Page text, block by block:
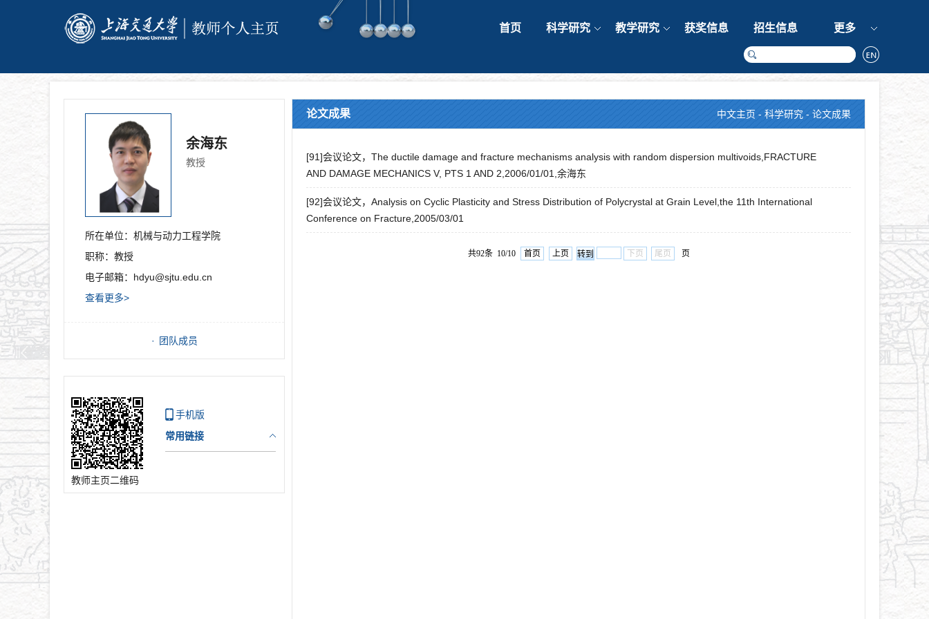
首页 科学研究 教学研究 获奖信息 招生信息 更多
余海东
教授
所在单位： 机械与动力工程学院
职称： 教授
电子邮箱： hdyu@sjtu.edu.cn
查看更多>
团队成员
教师主页二维码
手机版
常用链接
论文成果 中文主页 - 科学研究 - 论文成果
[91]会议论文，The ductile damage and fracture mechanisms analysis with random dispersion multivoids,FRACTURE
AND DAMAGE MECHANICS V, PTS 1 AND 2,2006/01/01,余海东
[92]会议论文，Analysis on Cyclic Plasticity and Stress Distribution of Polycrystal at Grain Level,the 11th International
Conference on Fracture,2005/03/01
共92条 10/10 首页 上页 下页 尾页 页